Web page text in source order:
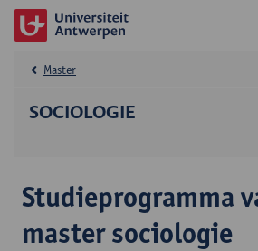
SOCIOLOGIE
Master
Studieprogramma
master sociologie